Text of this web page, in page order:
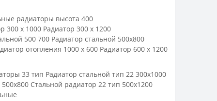
радиаторы высота 400
300 x 1000 Радиатор 300 x 1200
500 700 Радиатор стальной 500х800
отопления 1000 x 600 Радиатор 600 x 1200
33 тип Радиатор стальной тип 22 300х1000
Стальной радиатор 22 тип 500х1200